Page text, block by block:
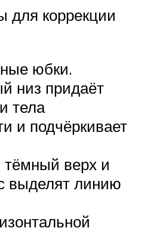
для коррекции
юбки.
низ придаёт
тела
и подчёркивает
верх и
выделят линию